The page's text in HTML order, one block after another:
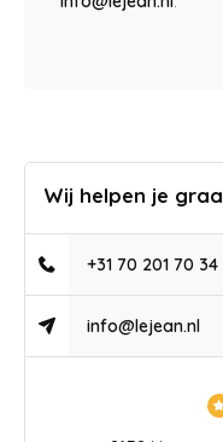
Wij helpen je
+31 70 201 70 34
info@lejean.nl